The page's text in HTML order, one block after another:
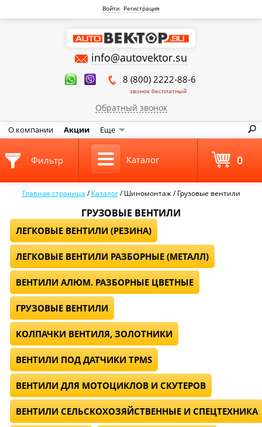
Войти Регистрация
info@autovektor.su
8 (800) 2222-88-6
звонок бесплатный
Обратный звонок
О компании Акции Еще
Главная страница /Каталог /Шиномонтаж /Грузовые вентили
ГРУЗОВЫЕ ВЕНТИЛИ
ЛЕГКОВЫЕ ВЕНТИЛИ (РЕЗИНА)
ЛЕГКОВЫЕ ВЕНТИЛИ РАЗБОРНЫЕ (МЕТАЛЛ)
ВЕНТИЛИ АЛЮМ. РАЗБОРНЫЕ ЦВЕТНЫЕ
ГРУЗОВЫЕ ВЕНТИЛИ
КОЛПАЧКИ ВЕНТИЛЯ, ЗОЛОТНИКИ
ВЕНТИЛИ ПОД ДАТЧИКИ TPMS
ВЕНТИЛИ ДЛЯ МОТОЦИКЛОВ И СКУТЕРОВ
ВЕНТИЛИ СЕЛЬСКОХОЗЯЙСТВЕННЫЕ И СПЕЦТЕХНИКА
Фильтр Каталог 0